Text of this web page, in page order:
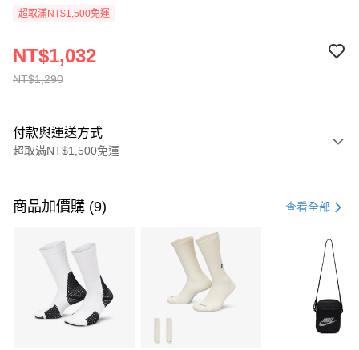
超取滿NT$1,500免運
NT$1,290
NT$1,032
付款與運送方式
超取滿NT$1,500免運
信用卡一次付款
3 期 0 利率 每期 21家銀行
合作金庫商業銀行
第一商業銀行
華南商業銀行
彰化商業銀行
上海商業儲蓄銀行
Apple Pay
商品加價購 (9) 查看全部